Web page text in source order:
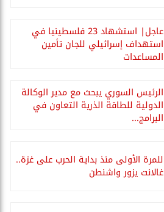
عاجل| استشهاد 23 فلسطينيا في
استهداف إسرائيلي للجان تأمين
المساعدات
الرئيس السوري يبحث مع مدير الوكالة
الدولية للطاقة الذرية التعاون في
البرامج...
للمرة الأولى منذ بداية الحرب على غزة..
غالانت يزور واشنطن